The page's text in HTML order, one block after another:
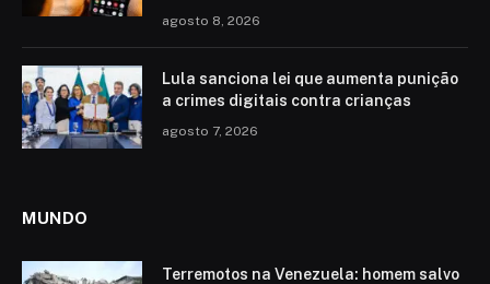
agosto 8, 2026
Lula sanciona lei que aumenta punição
a crimes digitais contra crianças
agosto 7, 2026
MUNDO
Terremotos na Venezuela: homem salvo